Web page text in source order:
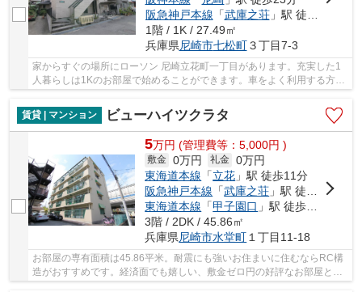
阪急神戸本線 「武庫之荘」駅 徒歩23分
1階 / 1K / 27.49㎡
兵庫県尼崎市七松町３丁目7-3
家からすぐの場所にローソン 尼崎立花町一丁目があります。充実した1
人暮らしは1Kのお部屋で始めることができます。車をよく利用する方も
賃貸 | マンション
ビューハイツクラタ
5万円 (管理費等：5,000円 )
敷金 0万円 礼金 0万円
東海道本線 「立花 」駅 徒歩11分
阪急神戸本線 「武庫之荘 」駅 徒歩15分
東海道本線 「甲子園口 」駅 徒歩30分
3階 / 2DK / 45.86㎡
兵庫県尼崎市水堂町 １丁目11-18
お部屋の専有面積は45.86平米。耐震にも強いお住まいに住むならRC構
造がおすすめです。経済面でも嬉しい、敷金ゼロ円の好評なお部屋とな
っております。見た目もキレイで、しっかりとし...